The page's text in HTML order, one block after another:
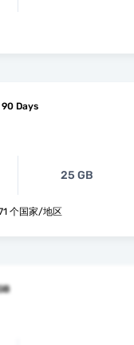
90 Days
25 GB
外 171 个国家/地区